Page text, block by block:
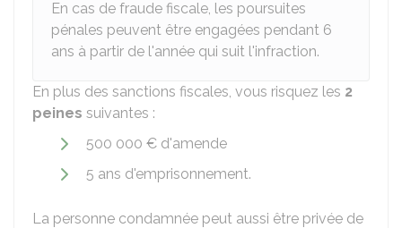
En cas de fraude fiscale, les poursuites
pénales peuvent être engagées pendant 6
ans à partir de l'année qui suit l'infraction.
En plus des sanctions fiscales, vous risquez les 2
peines suivantes :
500 000 € d'amende
5 ans d'emprisonnement.
La personne condamnée peut aussi être privée de